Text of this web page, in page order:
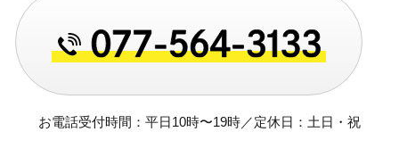
お電話受付時間：平日10時〜19時／定休日：土日・祝